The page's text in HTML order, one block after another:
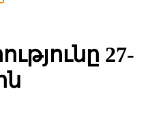
27-